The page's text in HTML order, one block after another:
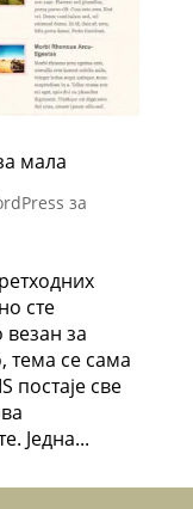
мала
за
сте
за
тема се сама
постаје све
Једна...